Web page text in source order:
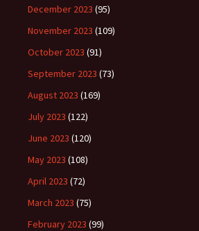
December 2023 (95)
November 2023 (109)
October 2023 (91)
September 2023 (73)
August 2023 (169)
July 2023 (122)
June 2023 (120)
May 2023 (108)
April 2023 (72)
March 2023 (75)
February 2023 (99)